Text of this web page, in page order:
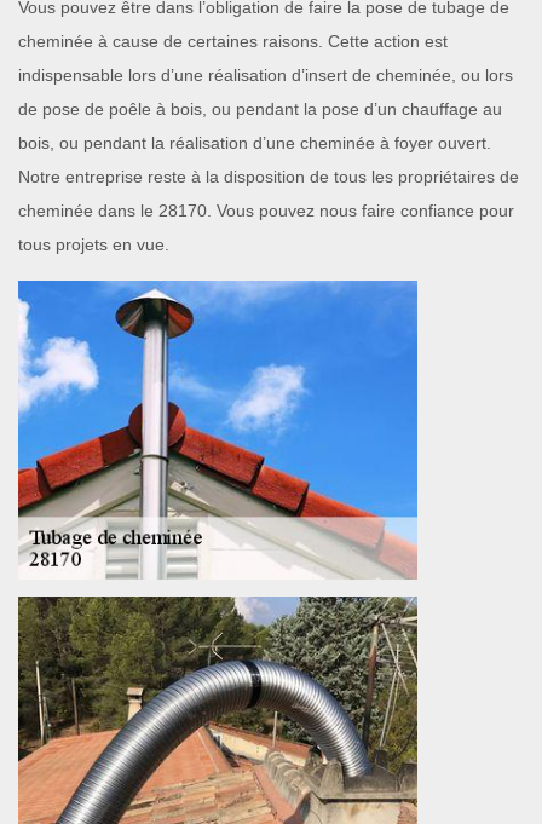
Vous pouvez être dans l’obligation de faire la pose de tubage de
cheminée à cause de certaines raisons. Cette action est
indispensable lors d’une réalisation d’insert de cheminée, ou lors
de pose de poêle à bois, ou pendant la pose d’un chauffage au
bois, ou pendant la réalisation d’une cheminée à foyer ouvert.
Notre entreprise reste à la disposition de tous les propriétaires de
cheminée dans le 28170. Vous pouvez nous faire confiance pour
tous projets en vue.